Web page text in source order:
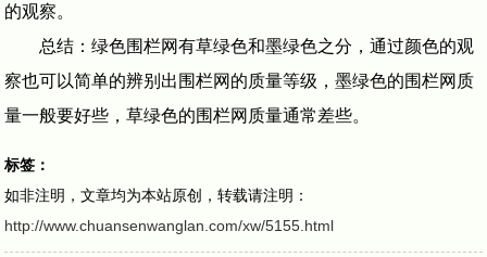
的观察。
总结：绿色围栏网有草绿色和墨绿色之分，通过颜色的观
察也可以简单的辨别出围栏网的质量等级，墨绿色的围栏网质
量一般要好些，草绿色的围栏网质量通常差些。
标签：
如非注明，文章均为本站原创，转载请注明：
http://www.chuansenwanglan.com/xw/5155.html